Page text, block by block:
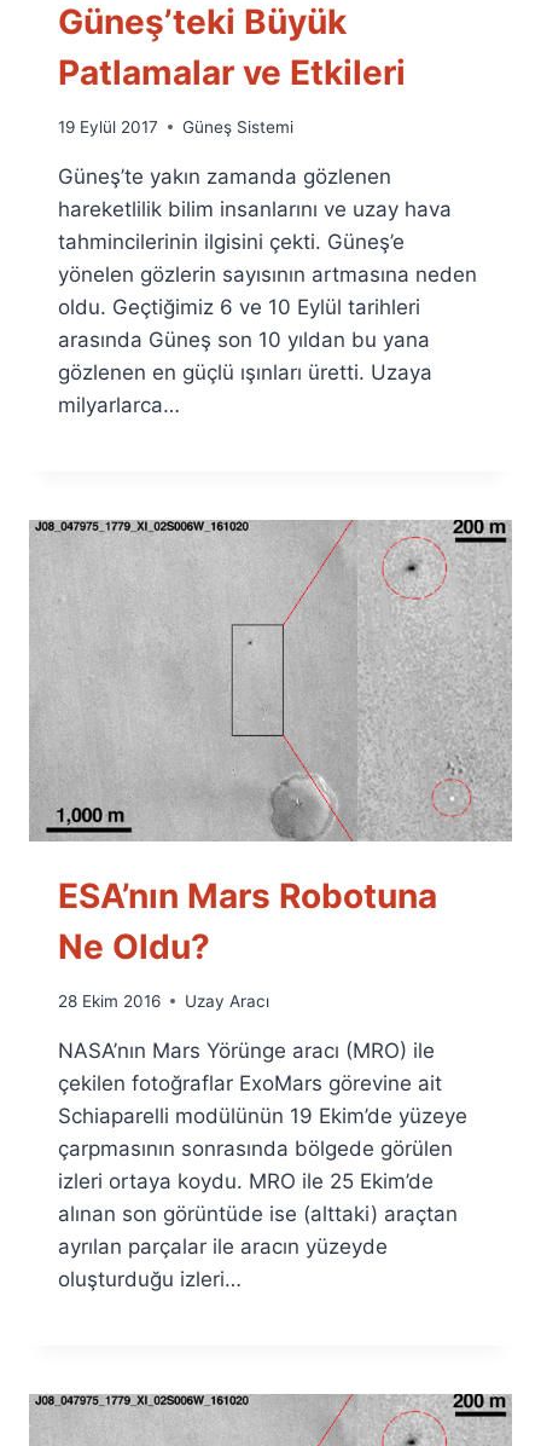
Güneş’teki Büyük
Patlamalar ve Etkileri
By
Fuat
Özyar
19 Eylül 2017 Güneş Sistemi
Güneş’te yakın zamanda gözlenen
hareketlilik bilim insanlarını ve uzay hava
tahmincilerinin ilgisini çekti. Güneş’e
yönelen gözlerin sayısının artmasına neden
oldu. Geçtiğimiz 6 ve 10 Eylül tarihleri
arasında Güneş son 10 yıldan bu yana
gözlenen en güçlü ışınları üretti. Uzaya
milyarlarca…
ESA’nın Mars Robotuna
Ne Oldu?
By
Fuat
Özyar
28 Ekim 2016 Uzay Aracı
NASA’nın Mars Yörünge aracı (MRO) ile
çekilen fotoğraflar ExoMars görevine ait
Schiaparelli modülünün 19 Ekim’de yüzeye
çarpmasının sonrasında bölgede görülen
izleri ortaya koydu. MRO ile 25 Ekim’de
alınan son görüntüde ise (alttaki) araçtan
ayrılan parçalar ile aracın yüzeyde
oluşturduğu izleri…